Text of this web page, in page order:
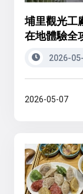
埔里觀光工
在地體驗全
2026-
2026-05-07